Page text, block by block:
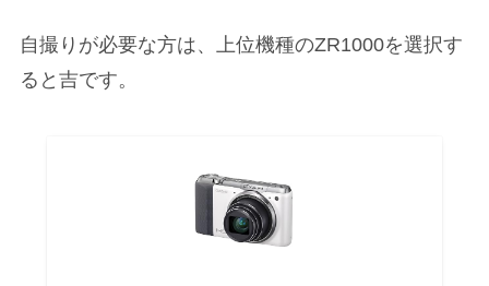
自撮りが必要な方は、上位機種のZR1000を選択す
ると吉です。